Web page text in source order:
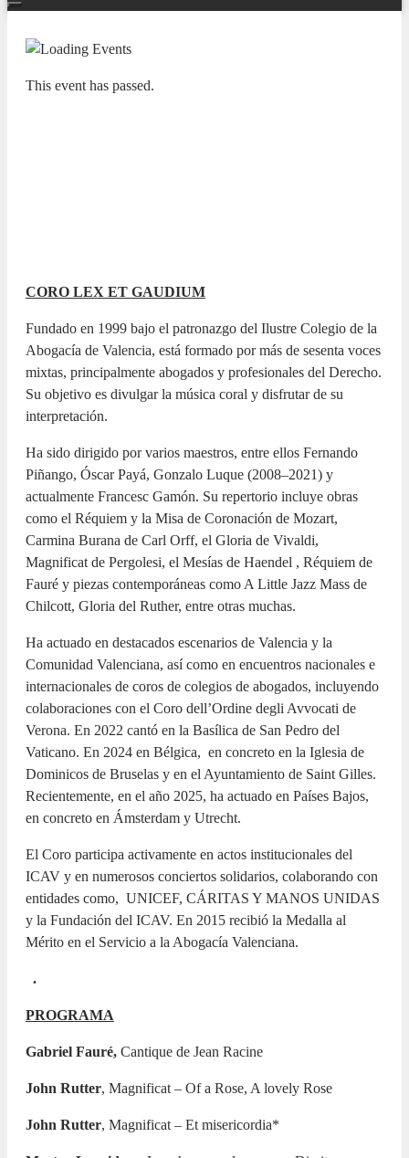
This event has passed.
CORO LEX ET GAUDIUM
Fundado en 1999 bajo el patronazgo del Ilustre Colegio de la
Abogacía de Valencia, está formado por más de sesenta voces
mixtas, principalmente abogados y profesionales del Derecho.
Su objetivo es divulgar la música coral y disfrutar de su
interpretación.
Ha sido dirigido por varios maestros, entre ellos Fernando
Piñango, Óscar Payá, Gonzalo Luque (2008–2021) y
actualmente Francesc Gamón. Su repertorio incluye obras
como el Réquiem y la Misa de Coronación de Mozart,
Carmina Burana de Carl Orff, el Gloria de Vivaldi,
Magnificat de Pergolesi, el Mesías de Haendel , Réquiem de
Fauré y piezas contemporáneas como A Little Jazz Mass de
Chilcott, Gloria del Ruther, entre otras muchas.
Ha actuado en destacados escenarios de Valencia y la
Comunidad Valenciana, así como en encuentros nacionales e
internacionales de coros de colegios de abogados, incluyendo
colaboraciones con el Coro dell’Ordine degli Avvocati de
Verona. En 2022 cantó en la Basílica de San Pedro del
Vaticano. En 2024 en Bélgica, en concreto en la Iglesia de
Dominicos de Bruselas y en el Ayuntamiento de Saint Gilles.
Recientemente, en el año 2025, ha actuado en Países Bajos,
en concreto en Ámsterdam y Utrecht.
El Coro participa activamente en actos institucionales del
ICAV y en numerosos conciertos solidarios, colaborando con
entidades como, UNICEF, CÁRITAS Y MANOS UNIDAS
y la Fundación del ICAV. En 2015 recibió la Medalla al
Mérito en el Servicio a la Abogacía Valenciana.
.
PROGRAMA
Gabriel Fauré, Cantique de Jean Racine
John Rutter, Magnificat – Of a Rose, A lovely Rose
John Rutter, Magnificat – Et misericordia*